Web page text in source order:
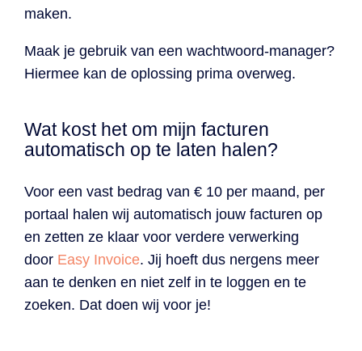
maken.
Maak je gebruik van een wachtwoord-manager?
Hiermee kan de oplossing prima overweg.
Wat kost het om mijn facturen
automatisch op te laten halen?
Voor een vast bedrag van € 10 per maand, per
portaal halen wij automatisch jouw facturen op
en zetten ze klaar voor verdere verwerking
door Easy Invoice. Jij hoeft dus nergens meer
aan te denken en niet zelf in te loggen en te
zoeken. Dat doen wij voor je!